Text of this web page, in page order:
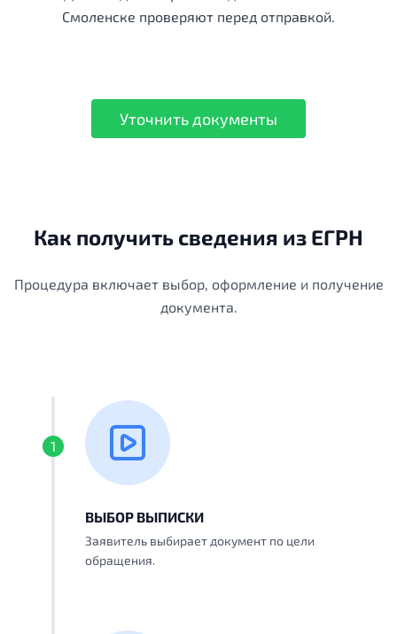
Смоленске проверяют перед отправкой.
Уточнить документы
Как получить сведения из ЕГРН
Процедура включает выбор, оформление и получение
документа.
1
ВЫБОР ВЫПИСКИ
Заявитель выбирает документ по цели
обращения.